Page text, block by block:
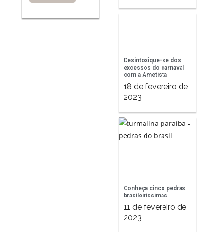
Desintoxique-se dos
excessos do carnaval
com a Ametista
18 de fevereiro de
2023
Conheça cinco pedras
brasileiríssimas
11 de fevereiro de
2023